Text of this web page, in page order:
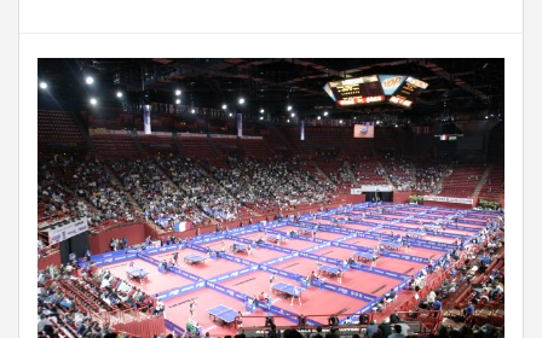
تسديد حقوق الإنخراط البطولة الوطنية...Lire la suite
منح تكوين بكلية علوم الرياضة...Lire la suite
Classement national seniors dames et...Lire la
suite
Stage de formation à la faculté des...Lire la suite
المرحلة الجهوية التأهيلية للبطولة...Lire la suite